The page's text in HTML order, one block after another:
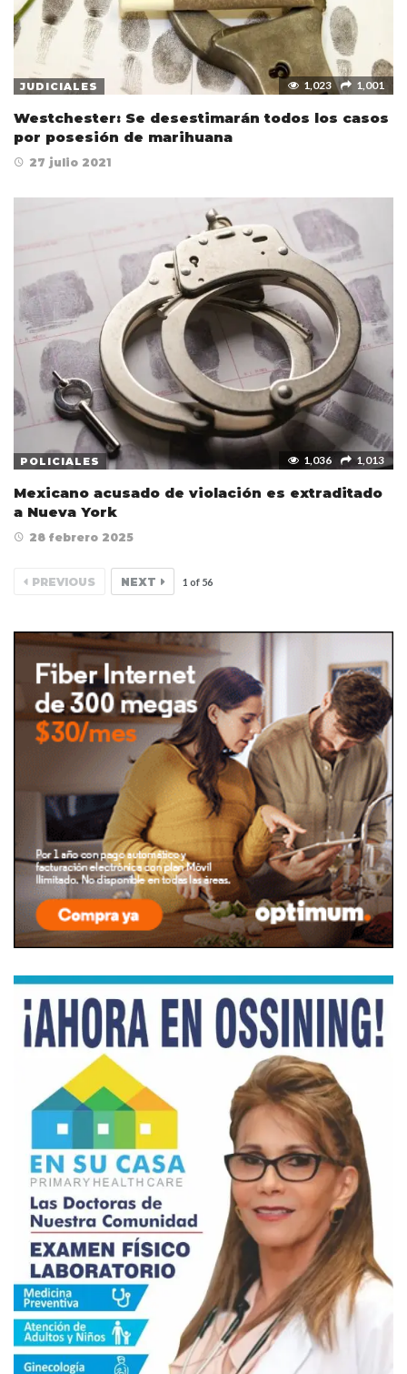
JUDICIALES 1,023 1,001
Westchester: Se desestimarán todos los casos
por posesión de marihuana
27 julio 2021
POLICIALES 1,036 1,013
Mexicano acusado de violación es extraditado
a Nueva York
28 febrero 2025
PREVIOUS NEXT 1 of 56